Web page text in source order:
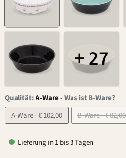
+ 27
Qualität:A-Ware-Was ist B-Ware?
A-Ware - € 102,00
B-Ware - € 82,00
Lieferung in 1 bis 3 Tagen